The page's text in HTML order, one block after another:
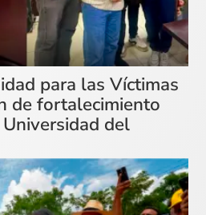
para las Víctimas
de fortalecimiento
del